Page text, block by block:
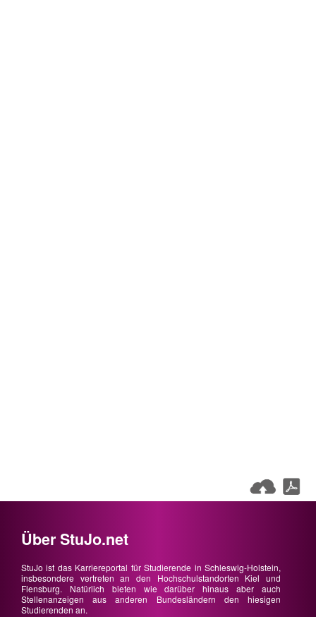
Über StuJo.net
StuJo ist das Karriereportal für Studierende in Schleswig-Holstein,
insbesondere vertreten an den Hochschulstandorten Kiel und
Flensburg. Natürlich bieten wie darüber hinaus aber auch
Stellenanzeigen aus anderen Bundesländern den hiesigen
Studierenden an.